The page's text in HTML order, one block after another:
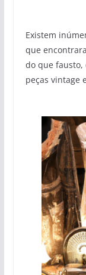
Existem
que
do que fausto,
peças vintage